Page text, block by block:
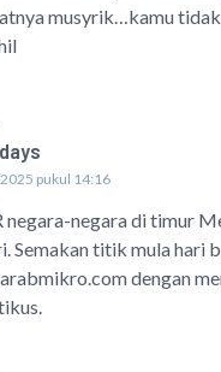
musyrik…kamu
pukul 14:16
negara-negara di timur
Semakan titik mula hari
dengan